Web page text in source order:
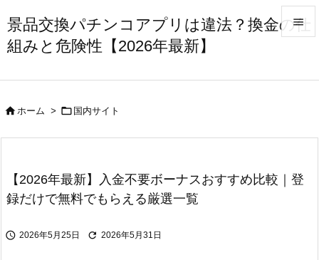
景品交換パチンコアプリは違法？換金の仕
組みと危険性【2026年最新】

前へ
次へ
ホーム >  国内サイト
【2026年最新】入金不要ボーナスおすすめ比較｜登
録だけで無料でもらえる厳選一覧
 2026年5月25日  2026年5月31日